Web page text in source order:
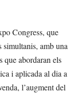
Congress, que
simultanis, amb una
que abordaran els
i aplicada al dia a
l’augment del